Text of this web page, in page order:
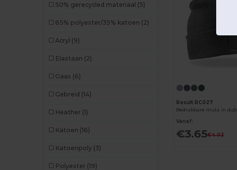
Result (60)
Result Headwear
SOL'S (16)
Stamina
Timberland
(52)
WK. Designed To Work
50% gerecycled materiaal (5)
65% polyester/35% katoen (2)
Acryl (9)
Elastaan (2)
Gaas (6)
Gebreid (14)
Heather (1)
Katoen (16)
Katoenpoly (3)
Polyester (19)
Result RC027
Bedrukbare muts in
Vanaf:
€3.65€4.02